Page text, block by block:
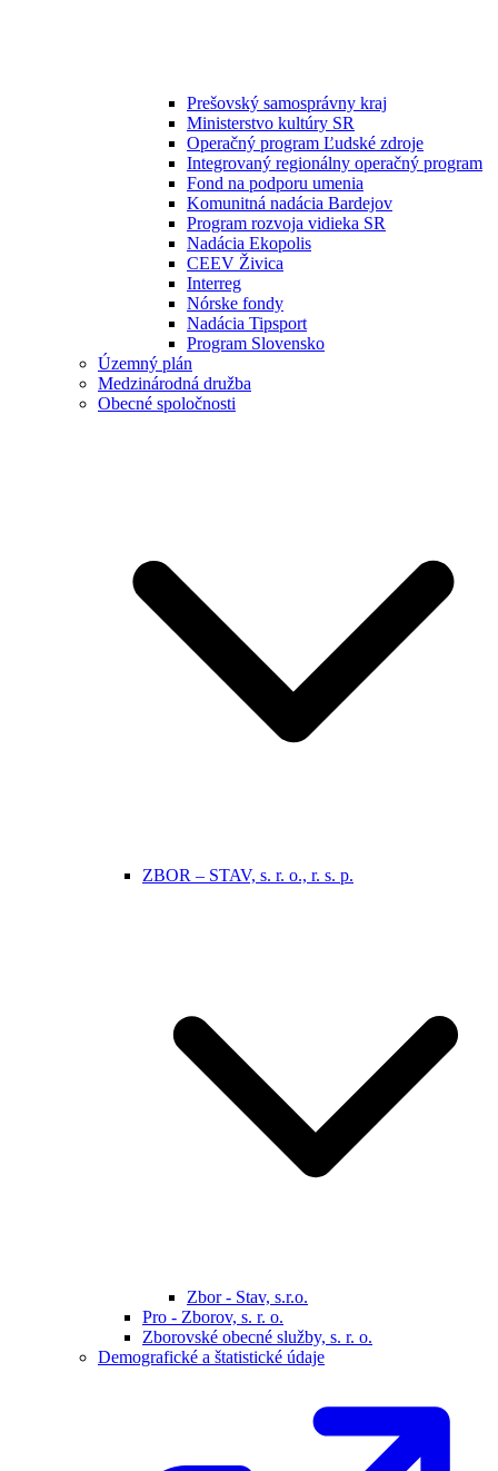
Prešovský samosprávny kraj
Ministerstvo kultúry SR
Operačný program Ľudské zdroje
Integrovaný regionálny operačný program
Fond na podporu umenia
Komunitná nadácia Bardejov
Program rozvoja vidieka SR
Nadácia Ekopolis
CEEV Živica
Interreg
Nórske fondy
Nadácia Tipsport
Program Slovensko
Územný plán
Medzinárodná družba
Obecné spoločnosti
ZBOR – STAV, s. r. o., r. s. p.
Zbor - Stav, s.r.o.
Pro - Zborov, s. r. o.
Zborovské obecné služby, s. r. o.
Demografické a štatistické údaje